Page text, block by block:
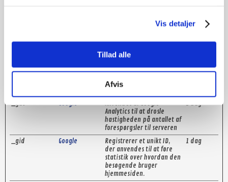
Vis detaljer
Tillad alle
Afvis
besøgende bruger
_ga_# Google
Anvendes af Google
data om antallet af gange
en bruger har besøgt
hjemmesiden samt datoer
for første og seneste
2 år
_gat Google
Anvendes af Google
Analytics til at drosle
hastigheden på antallet af
forespørgsler til serveren
1 dag
_gid Google
Registrerer et unikt ID,
der anvendes til at føre
statistik over hvordan den
besøgende bruger
hjemmesiden.
1 dag